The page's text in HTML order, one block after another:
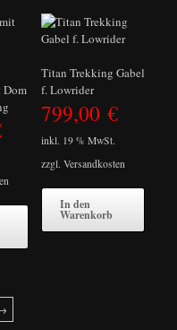
Dom
Titan Trekking Gabel
f. Lowrider
799,00€
inkl. 19 % MwSt.
zzgl.Versandkosten
In den
Warenkorb